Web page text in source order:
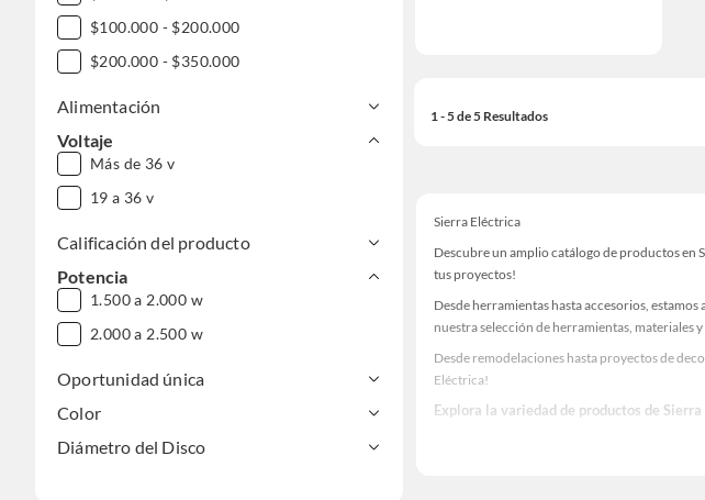
$100.000 - $200.000
$200.000 - $350.000
Alimentación
Voltaje
Más de 36 v
19 a 36 v
Calificación del producto
Potencia
1.500 a 2.000 w
2.000 a 2.500 w
Oportunidad única
Color
Diámetro del Disco
1 - 5 de 5 Resultados
Sierra Eléctrica
Descubre un amplio catálogo de productos en
tus proyectos!
Desde herramientas hasta accesorios,
nuestra selección de herramientas, materiales
Desde remodelaciones hasta proyectos de
Eléctrica!
Explora la variedad de productos de
Herramientas, materiales y accesorios de